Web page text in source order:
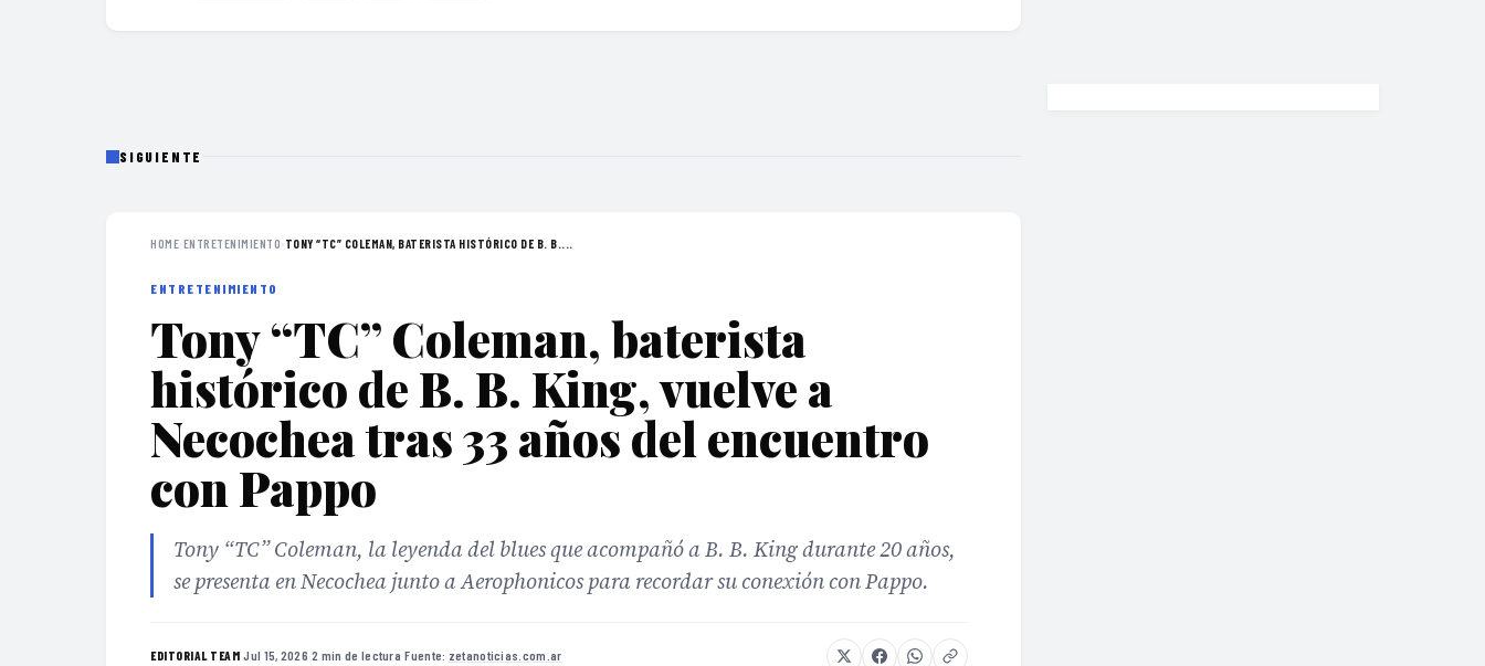
SIGUIENTE
HOME›ENTRETENIMIENTO› TONY “TC” COLEMAN, BATERISTA HISTÓRICO DE B. B....
ENTRETENIMIENTO
Tony “TC” Coleman, baterista
histórico de B. B. King, vuelve a
Necochea tras 33 años del encuentro
con Pappo
Tony “TC” Coleman, la leyenda del blues que acompañó a B. B. King durante 20 años,
se presenta en Necochea junto a Aerophonicos para recordar su conexión con Pappo.
EDITORIAL TEAM·Jul 15, 2026·2 min de lectura·Fuente: zetanoticias.com.ar